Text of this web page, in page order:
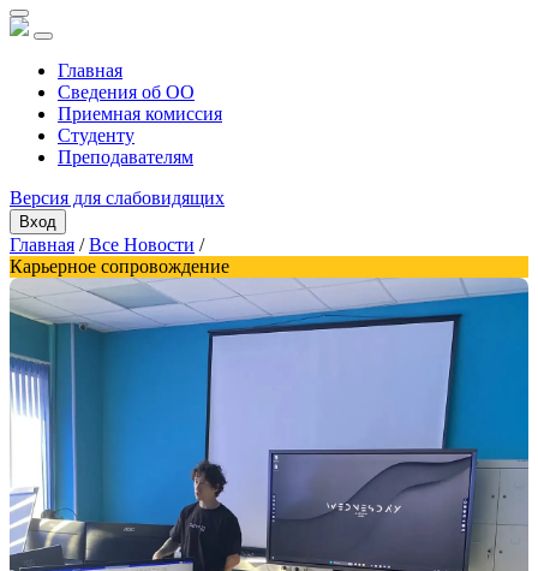
Главная
Сведения об ОО
Приемная комиссия
Студенту
Преподавателям
Версия для слабовидящих
Вход
Главная /Все Новости /
Карьерное сопровождение